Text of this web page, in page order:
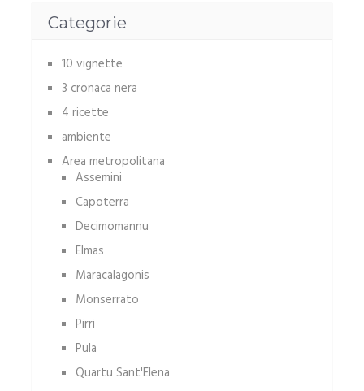
Categorie
10 vignette
3 cronaca nera
4 ricette
ambiente
Area metropolitana
Assemini
Capoterra
Decimomannu
Elmas
Maracalagonis
Monserrato
Pirri
Pula
Quartu Sant'Elena